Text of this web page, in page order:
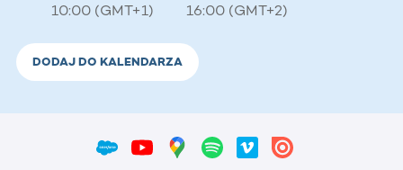
10:00 (GMT+1) 16:00 (GMT+2)
DODAJ DO KALENDARZA